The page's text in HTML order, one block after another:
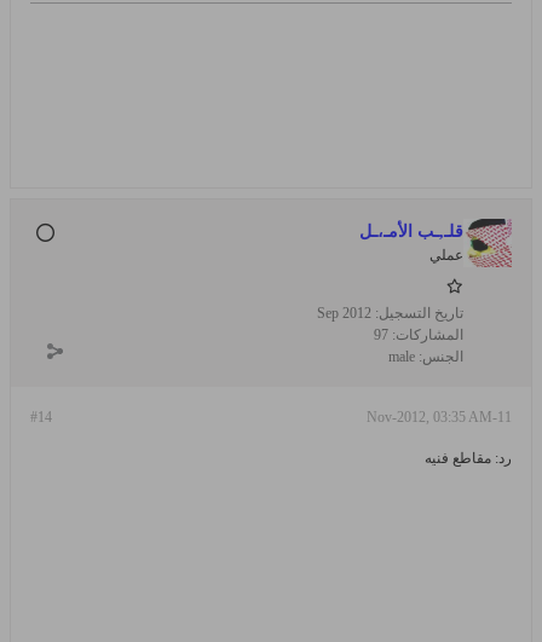
قلـ,ـب الأمـ،ـل
عملي
تاريخ التسجيل: Sep 2012
المشاركات: 97
الجنس: male
#14 11-Nov-2012, 03:35 AM
رد: مقاطع فنيه